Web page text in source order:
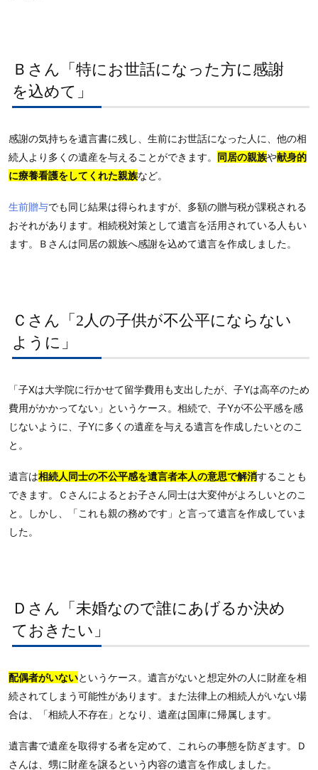
Ｂさん「特にお世話になった方に感謝
を込めて」
感謝の気持ちを遺言書に残し、生前にお世話になった人に、他の相
続人より多くの遺産を与えることができます。 同居の親族や献身的
に療養看護をしてくれた親族など。
生前贈与でも同じ結果は得られますが、多額の贈与税が課税される
おそれがあります。相続税対策として遺言を活用されている人もい
ます。Ｂさんは同居の親族へ感謝を込めて遺言を作成しました。
Ｃさん「2人の子供が不公平にならない
ように」
「子Xは大学院に行かせて留学費用も支出したが、子Yは高卒のため
費用がかかってない」というケース。相続で、子Yが不公平感を感
じないように、子Yに多くの遺産を与える遺言を作成したいとのこ
と。
遺言は相続人同士の不公平感を遺言者本人の意思で解消することも
できます。Ｃさんによるとお子さん同士は大変仲がよろしいとのこ
と。しかし、「これも親の務めです」と言って遺言を作成していま
した。
Ｄさん「未婚なので誰にあげるか決め
ておきたい」
配偶者がいないというケース。遺言がないと想定外の人に財産を相
続されてしまう可能性があります。また法律上の相続人がいない場
合は、「相続人不存在」となり、遺産は国庫に帰属します。
遺言書で遺産を取得する者を定めて、これらの事態を防ぎます。Ｄ
さんは、甥に財産を譲るという内容の遺言を作成しました。